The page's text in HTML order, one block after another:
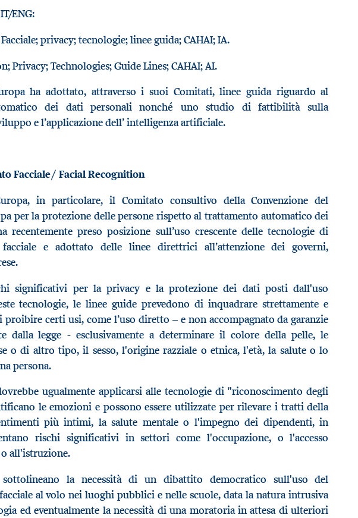
ENG:
privacy; tecnologie; linee guida; CAHAI; IA.
Privacy; Technologies; Guide Lines; CAHAI; AI.
ha adottato, attraverso i suoi Comitati, linee guida riguardo al
dei dati personali nonché uno studio di fattibilità sulla
e l’applicazione dell’ intelligenza artificiale.
Facciale/ Facial Recognition
in particolare, il Comitato consultivo della Convenzione del
per la protezione delle persone rispetto al trattamento automatico dei
recentemente preso posizione sull’uso crescente delle tecnologie di
facciale e adottato delle linee direttrici all’attenzione dei governi,
significativi per la privacy e la protezione dei dati posti dall'uso
tecnologie, le linee guide prevedono di inquadrare strettamente e
proibire certi usi, come l’uso diretto – e non accompagnato da garanzie
dalla legge - esclusivamente a determinare il colore della pelle, le
o di altro tipo, il sesso, l'origine razziale o etnica, l'età, la salute o lo
persona.
ugualmente applicarsi alle tecnologie di "riconoscimento degli
le emozioni e possono essere utilizzate per rilevare i tratti della
più intimi, la salute mentale o l'impegno dei dipendenti, in
rischi significativi in settori come l'occupazione, o l'accesso
all'istruzione.
la necessità di un dibattito democratico sull'uso del
al volo nei luoghi pubblici e nelle scuole, data la natura intrusiva
ed eventualmente la necessità di una moratoria in attesa di ulteriori